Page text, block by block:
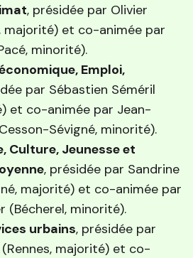
, présidée par Olivier
majorité) et co-animée par
minorité).
Emploi,
par Sébastien Séméril
et co-animée par Jean-
Sévigné, minorité).
Culture, Jeunesse et
, présidée par Sandrine
majorité) et co-animée par
(Bécherel, minorité).
urbains, présidée par
majorité) et co-